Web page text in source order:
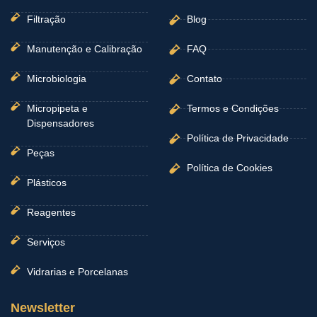
Filtração
Manutenção e Calibração
Microbiologia
Micropipeta e
Dispensadores
Peças
Plásticos
Reagentes
Serviços
Vidrarias e Porcelanas
Blog
FAQ
Contato
Termos e Condições
Política de Privacidade
Política de Cookies
Newsletter